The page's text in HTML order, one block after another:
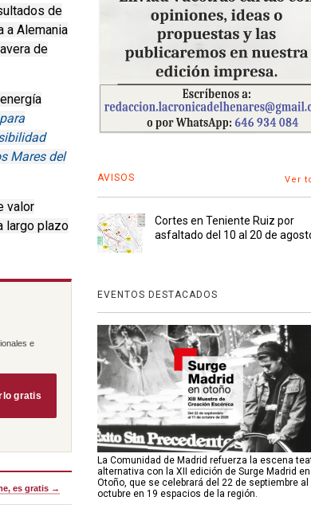
de
a Alemania
de
Mares del
valor
largo plazo
e
gratis
es gratis →
AVISOS Ver
Cortes en Teniente Ruiz por
asfaltado del 10 al 20 de
EVENTOS DESTACADOS
La Comunidad de Madrid refuerza la escena
alternativa con la XII edición de Surge Madrid en
Otoño, que se celebrará del 22 de septiembre al
octubre en 19 espacios de la región.